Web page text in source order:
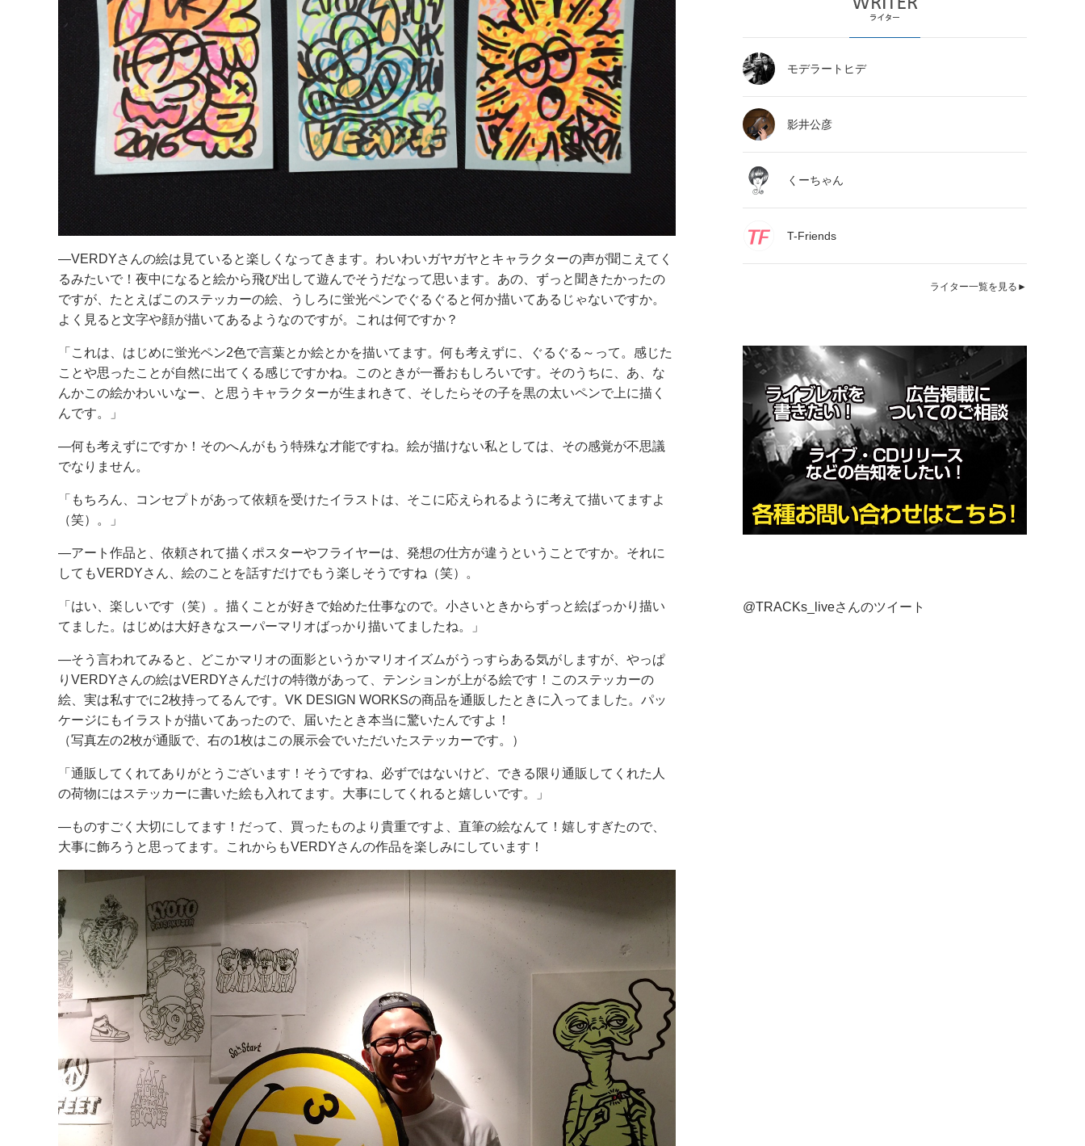
―VERDYさんの絵は見ていると楽しくなってきます。わいわいガヤガヤとキャラクターの声が聞こえてく
るみたいで！夜中になると絵から飛び出して遊んでそうだなって思います。あの、ずっと聞きたかったの
ですが、たとえばこのステッカーの絵、うしろに蛍光ペンでぐるぐると何か描いてあるじゃないですか。
よく見ると文字や顔が描いてあるようなのですが。これは何ですか？
「これは、はじめに蛍光ペン2色で言葉とか絵とかを描いてます。何も考えずに、ぐるぐる～って。感じた
ことや思ったことが自然に出てくる感じですかね。このときが一番おもしろいです。そのうちに、あ、な
んかこの絵かわいいなー、と思うキャラクターが生まれきて、そしたらその子を黒の太いペンで上に描く
んです。」
―何も考えずにですか！そのへんがもう特殊な才能ですね。絵が描けない私としては、その感覚が不思議
でなりません。
「もちろん、コンセプトがあって依頼を受けたイラストは、そこに応えられるように考えて描いてますよ
（笑）。」
―アート作品と、依頼されて描くポスターやフライヤーは、発想の仕方が違うということですか。それに
してもVERDYさん、絵のことを話すだけでもう楽しそうですね（笑）。
「はい、楽しいです（笑）。描くことが好きで始めた仕事なので。小さいときからずっと絵ばっかり描い
てました。はじめは大好きなスーパーマリオばっかり描いてましたね。」
―そう言われてみると、どこかマリオの面影というかマリオイズムがうっすらある気がしますが、やっぱ
りVERDYさんの絵はVERDYさんだけの特徴があって、テンションが上がる絵です！このステッカーの
絵、実は私すでに2枚持ってるんです。VK DESIGN WORKSの商品を通販したときに入ってました。パッ
ケージにもイラストが描いてあったので、届いたとき本当に驚いたんですよ！
（写真左の2枚が通販で、右の1枚はこの展示会でいただいたステッカーです。）
「通販してくれてありがとうございます！そうですね、必ずではないけど、できる限り通販してくれた人
の荷物にはステッカーに書いた絵も入れてます。大事にしてくれると嬉しいです。」
―ものすごく大切にしてます！だって、買ったものより貴重ですよ、直筆の絵なんて！嬉しすぎたので、
大事に飾ろうと思ってます。これからもVERDYさんの作品を楽しみにしています！
モデラートヒデ
影井公彦
くーちゃん
T-Friends
ライター一覧を見る►
@TRACKs_liveさんのツイート